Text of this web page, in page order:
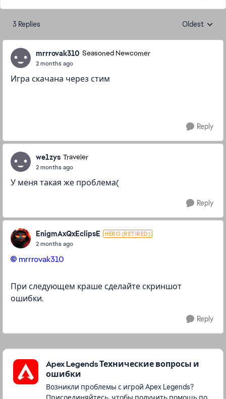
3 Replies Replies
Oldest
mrrrovak310 Seasoned Newcomer
2 months ago
Игра скачана через стим
Reply
we1zys Traveler
2 months ago
У меня такая же проблема(
Reply
EnigmAxQxEclipsE HERO (RETIRED)
2 months ago
mrrrovak310​
При следующем краше сделайте скриншот
ошибки.
Reply
Featured Places
Apex Legends Технические вопросы и
ошибки
Возникли проблемы с игрой Apex Legends?